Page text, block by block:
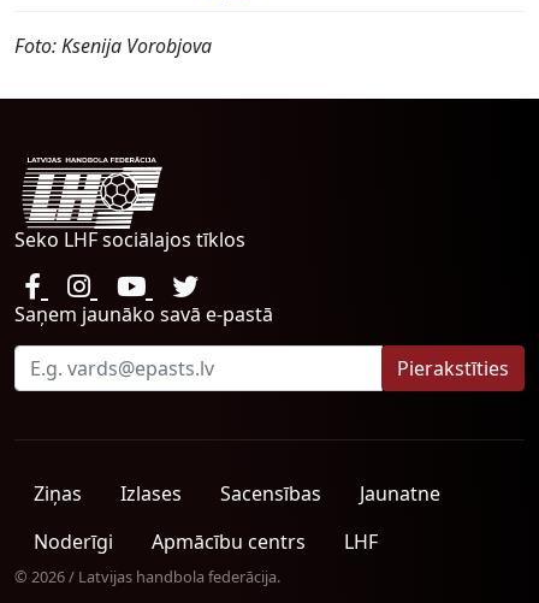
Foto: Ksenija Vorobjova
Seko LHF sociālajos tīklos
Saņem jaunāko savā e-pastā
Ziņas Izlases Sacensības
Jaunatne
Noderīgi
Apmācību centrs LHF
© 2026 / Latvijas handbola federācija.